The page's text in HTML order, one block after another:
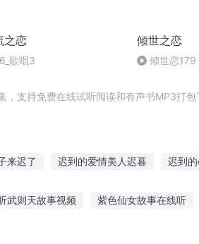
之恋
歌唱3
倾世之恋
倾世恋179
支持免费在线试听阅读和有声书MP3打包
来迟了 迟到的爱情美人迟暮 迟到
武则天故事视频 紫色仙女故事在线听